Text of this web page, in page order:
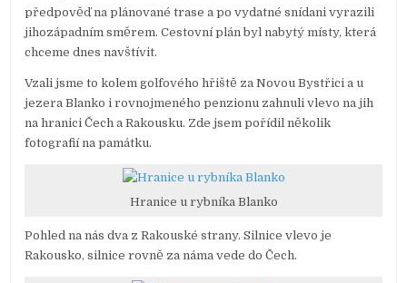
předpověď na plánované trase a po vydatné snídani vyrazili
jihozápadním směrem. Cestovní plán byl nabytý místy, která
chceme dnes navštívit.
Vzali jsme to kolem golfového hřiště za Novou Bystřici a u
jezera Blanko i rovnojmeného penzionu zahnuli vlevo na jih
na hranici Čech a Rakousku. Zde jsem pořídil několik
fotografií na památku.
Hranice u rybníka Blanko
Pohled na nás dva z Rakouské strany. Silnice vlevo je
Rakousko, silnice rovně za náma vede do Čech.